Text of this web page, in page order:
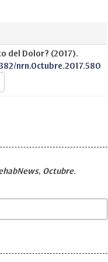
del Dolor? (2017).
nrn.Octubre.2017.580
, Octubre.